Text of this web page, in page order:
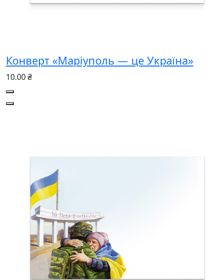
Конверт «Маріуполь — це Україна»
10.00 ₴